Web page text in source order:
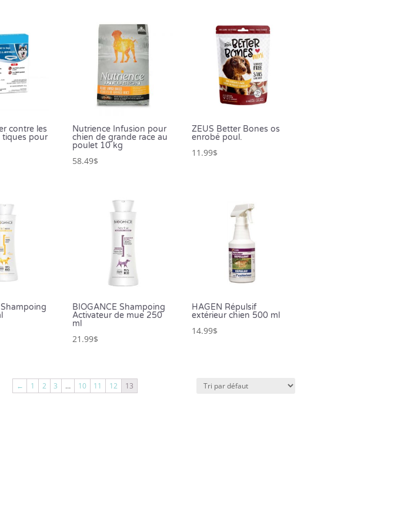
contre les
tiques pour
Nutrience Infusion pour
chien de grande race au
poulet 10 kg
58.49$
ZEUS Better Bones os
enrobé poul.
11.99$
BIOGANCE Shampoing
Activateur de mue 250
ml
21.99$
HAGEN Répulsif
extérieur chien 500 ml
14.99$
← 1 2 3 … 10 11 12 13